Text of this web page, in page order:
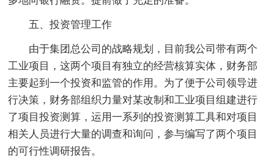
五、投资管理工作
由于集团总公司的战略规划，目前我公司带有两个
工业项目，这两个项目有独立的经营核算实体，财务部
主要起到一个投资和监管的作用。为了便于公司领导进
行决策，财务部组织力量对某改制和工业项目组建进行
了项目投资测算，运用一系列的投资测算工具和对项目
相关人员进行大量的调查和询问，参与编写了两个项目
的可行性调研报告。